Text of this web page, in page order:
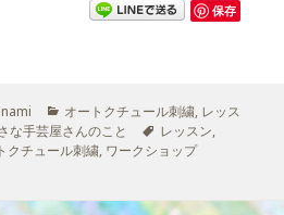
保存
カ
テ
ゴ
オートクチュール刺繍, レッス
な手芸屋さんのこと
タ
グ
レッスン,
クチュール刺繍, ワークショップ
体験会 に